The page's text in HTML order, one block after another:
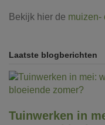
Bekijk hier de muizen-
Laatste blogberichten
Tuinwerken in